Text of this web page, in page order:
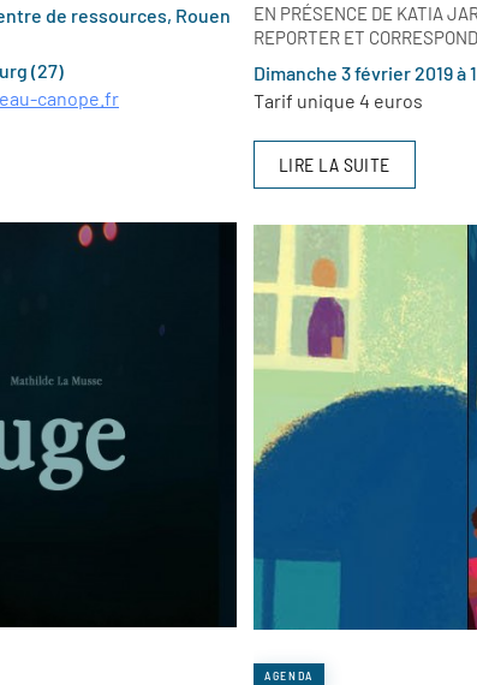
de ressources, Rouen
(27)
canope.fr
EN PRÉSENCE DE KATIA
REPORTER ET
Dimanche 3 février 2019 à
Tarif unique 4 euros
LIRE LA SUITE
AGENDA